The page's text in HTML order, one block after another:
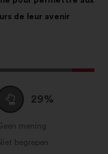
de leur avenir
29%
mening
begrepen